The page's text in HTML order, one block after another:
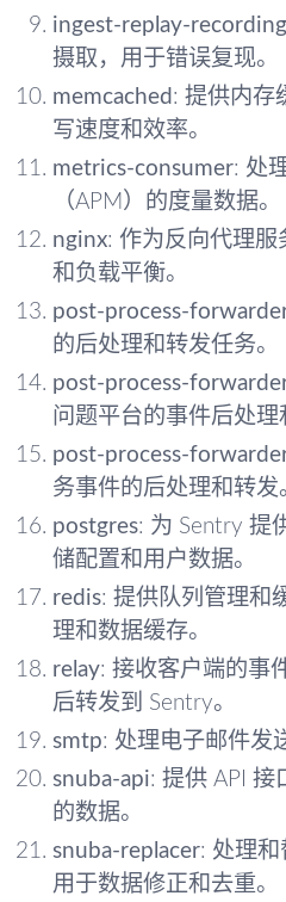
ingest-replay-
摄取，用于错误复现。
memcached : 提供内存
写速度和效率。
metrics-consumer: 处
（APM）的度量数据。
nginx: 作为反向代理服
和负载平衡。
post-process-
的后处理和转发任务。
post-process-
问题平台的事件后处理
post-process-
务事件的后处理和转发
postgres: 为 Sentry 提
储配置和用户数据。
redis: 提供队列管理和
理和数据缓存。
relay: 接收客户端的事
后转发到 Sentry。
smtp: 处理电子邮件发
snuba-api: 提供 API 接
的数据。
snuba-replacer: 处理和
用于数据修正和去重。